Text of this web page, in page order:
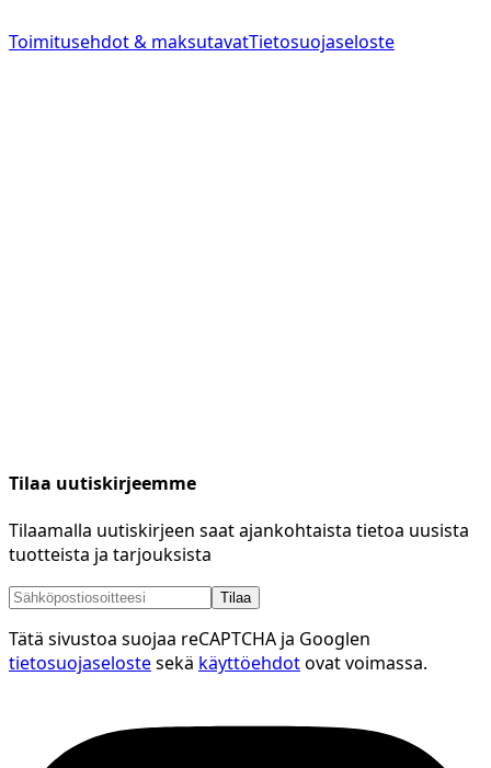
Toimitusehdot & maksutavatTietosuojaseloste
Tilaa uutiskirjeemme
Tilaamalla uutiskirjeen saat ajankohtaista tietoa uusista
tuotteista ja tarjouksista
Tilaa
Tätä sivustoa suojaa reCAPTCHA ja Googlen
tietosuojaselostesekä käyttöehdotovat voimassa.